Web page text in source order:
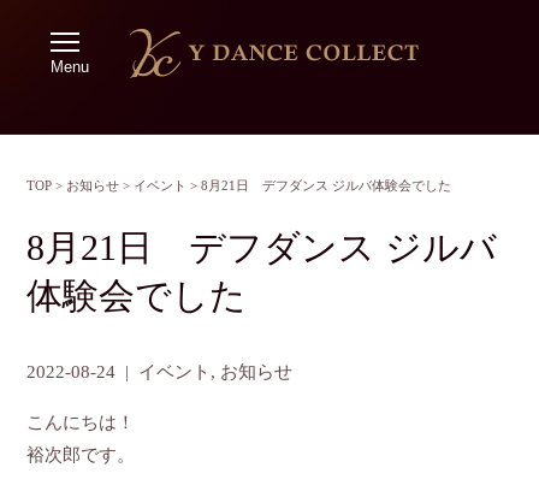
Menu
TOP > お知らせ > イベント >8月21日 デフダンス ジルバ体験会でした
8月21日 デフダンス ジルバ
体験会でした
2022-08-24 | イベント , お知らせ
こんにちは！
裕次郎です。